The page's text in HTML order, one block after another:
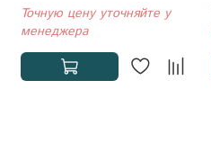
Точную цену уточняйте у
менеджера